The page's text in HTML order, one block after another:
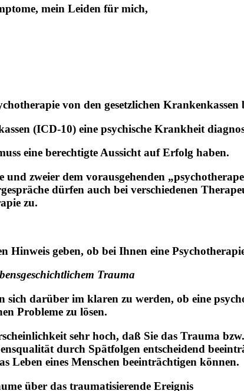
mein Leiden für mich,
von den gesetzlichen
(ICD-10) eine psychische Krankheit
eine berechtigte Aussicht auf Erfolg haben.
zweier dem vorausgehenden
dürfen auch bei verschiedenen
zu.
Hinweis geben, ob bei Ihnen eine
Trauma
darüber im klaren zu werden, ob eine
Probleme zu lösen.
sehr hoch, daß Sie das Trauma
durch Spätfolgen entscheidend
eines Menschen beeinträchtigen können.
über das traumatisierende Ereignis